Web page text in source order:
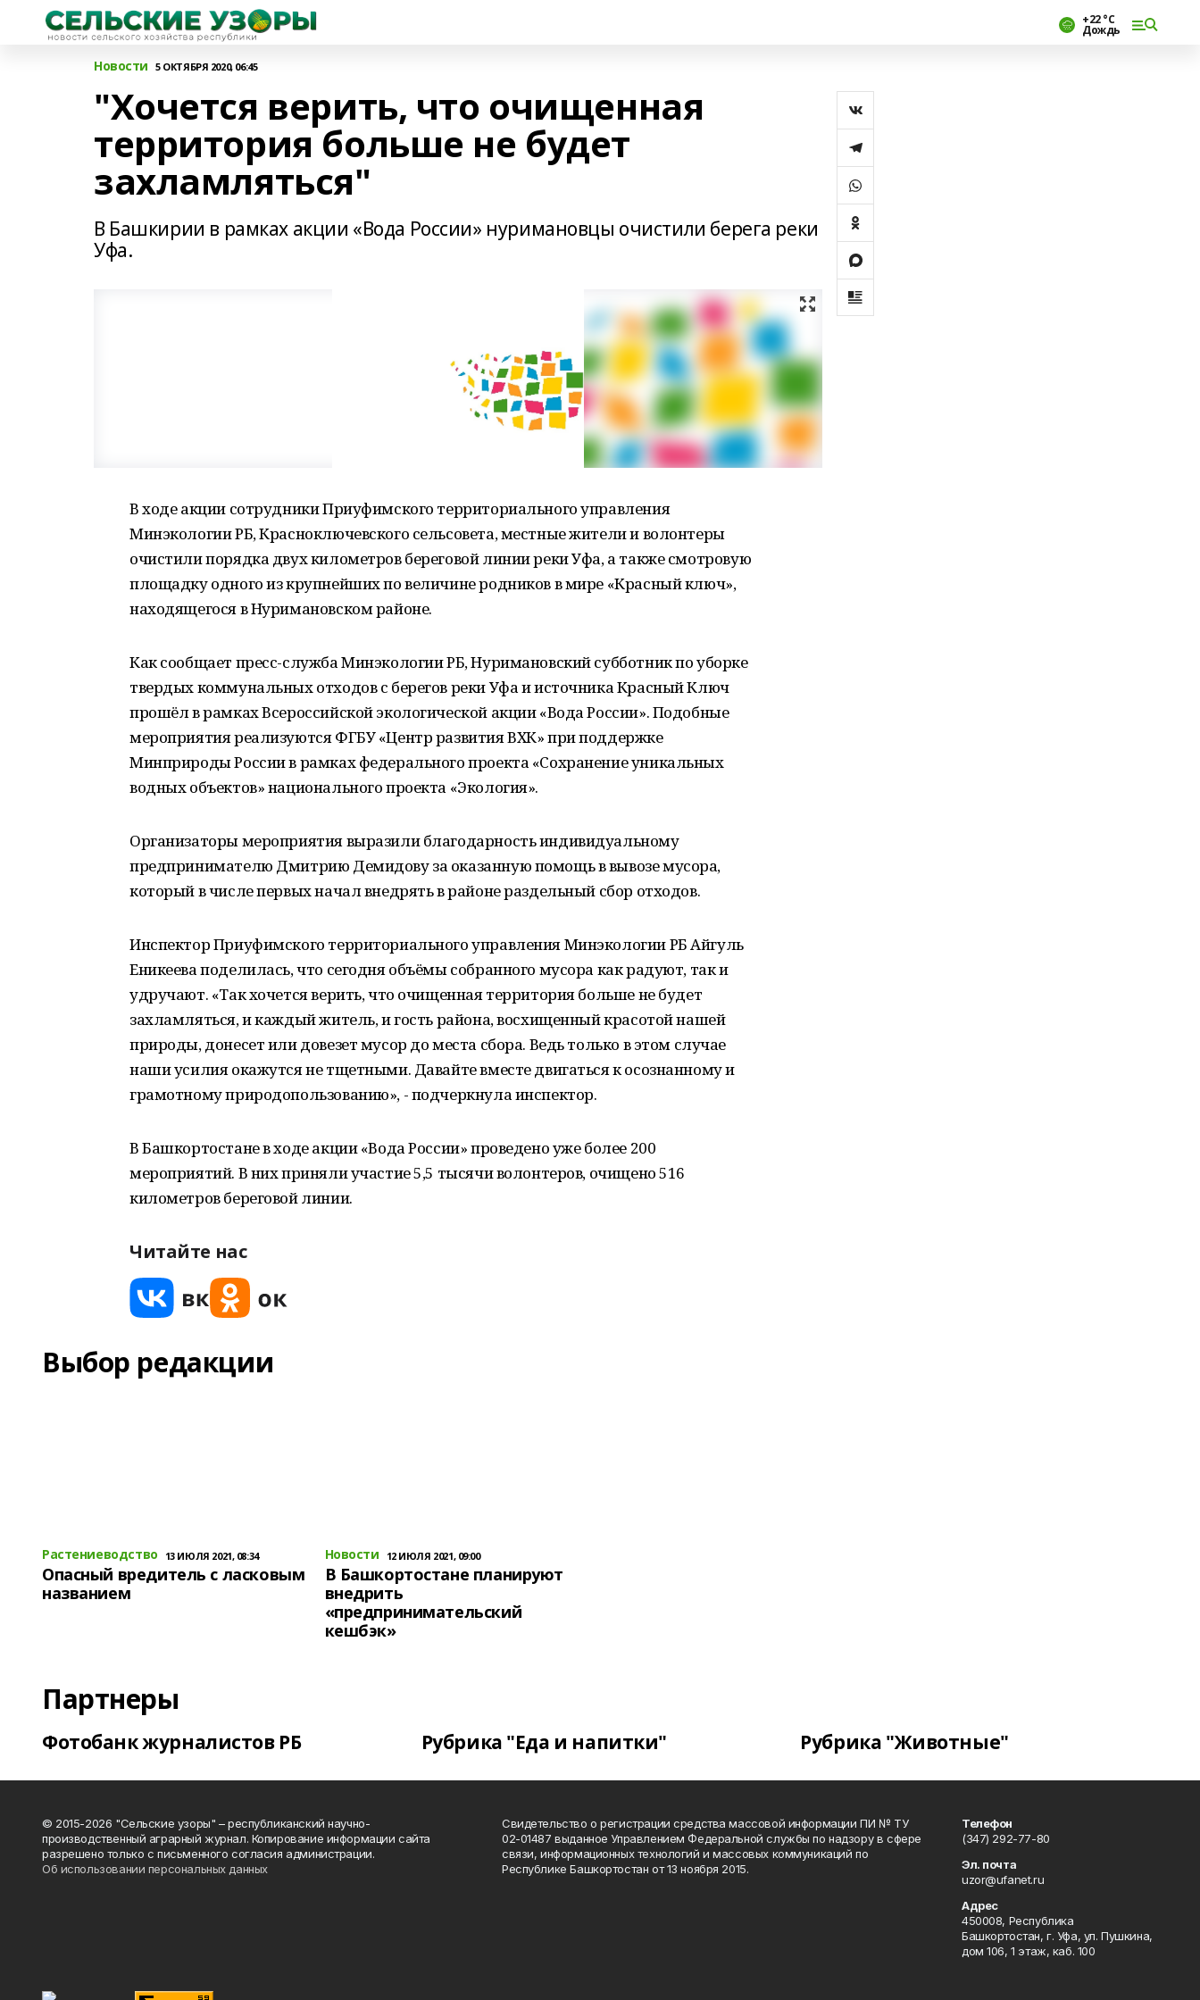
+22 °С
Дождь
Новости 5 ОКТЯБРЯ 2020, 06:45
"Хочется верить, что очищенная
территория больше не будет
захламляться"
В Башкирии в рамках акции «Вода России» нуримановцы очистили берега реки
Уфа.
В ходе акции сотрудники Приуфимского территориального управления
Минэкологии РБ, Красноключевского сельсовета, местные жители и волонтеры
очистили порядка двух километров береговой линии реки Уфа, а также смотровую
площадку одного из крупнейших по величине родников в мире «Красный ключ»,
находящегося в Нуримановском районе.
Как сообщает пресс-служба Минэкологии РБ, Нуримановский субботник по уборке
твердых коммунальных отходов с берегов реки Уфа и источника Красный Ключ
прошёл в рамках Всероссийской экологической акции «Вода России». Подобные
мероприятия реализуются ФГБУ «Центр развития ВХК» при поддержке
Минприроды России в рамках федерального проекта «Сохранение уникальных
водных объектов» национального проекта «Экология».
Организаторы мероприятия выразили благодарность индивидуальному
предпринимателю Дмитрию Демидову за оказанную помощь в вывозе мусора,
который в числе первых начал внедрять в районе раздельный сбор отходов.
Инспектор Приуфимского территориального управления Минэкологии РБ Айгуль
Еникеева поделилась, что сегодня объёмы собранного мусора как радуют, так и
удручают. «Так хочется верить, что очищенная территория больше не будет
захламляться, и каждый житель, и гость района, восхищенный красотой нашей
природы, донесет или довезет мусор до места сбора. Ведь только в этом случае
наши усилия окажутся не тщетными. Давайте вместе двигаться к осознанному и
грамотному природопользованию», - подчеркнула инспектор.
В Башкортостане в ходе акции «Вода России» проведено уже более 200
мероприятий. В них приняли участие 5,5 тысячи волонтеров, очищено 516
километров береговой линии.
Читайте нас
Выбор редакции
Растениеводство 13 ИЮЛЯ 2021, 08:34
Опасный вредитель с ласковым
названием
Новости 12 ИЮЛЯ 2021, 09:00
В Башкортостане планируют
внедрить
«предпринимательский
кешбэк»
Партнеры
Фотобанк журналистов РБ Рубрика "Еда и напитки" Рубрика "Животные"
© 2015-2026 "Сельские узоры" – республиканский научно-
производственный аграрный журнал. Копирование информации сайта
разрешено только с письменного согласия администрации.
Об использовании персональных данных
Свидетельство о регистрации средства массовой информации ПИ № ТУ
02-01487 выданное Управлением Федеральной службы по надзору в сфере
связи, информационных технологий и массовых коммуникаций по
Республике Башкортостан от 13 ноября 2015.
Телефон
(347) 292-77-80
Эл. почта
uzor@ufanet.ru
Адрес
450008, Республика
Башкортостан, г. Уфа, ул. Пушкина,
дом 106, 1 этаж, каб. 100